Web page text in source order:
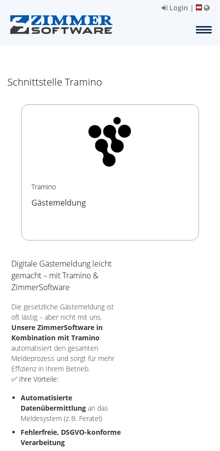
Login |
Schnittstelle Tramino
Tramino
Gästemeldung
Digitale Gästemeldung leicht
gemacht – mit Tramino &
ZimmerSoftware
Die gesetzliche Gästemeldung ist
oft lästig – aber nicht mit uns.
Unsere ZimmerSoftware in
Kombination mit Tramino
automatisiert den gesamten
Meldeprozess und sorgt für mehr
Effizienz in Ihrem Betrieb.
✅ Ihre Vorteile:
Automatisierte
Datenübermittlung an das
Meldesystem (z. B. Feratel)
Fehlerfreie, DSGVO-konforme
Verarbeitung